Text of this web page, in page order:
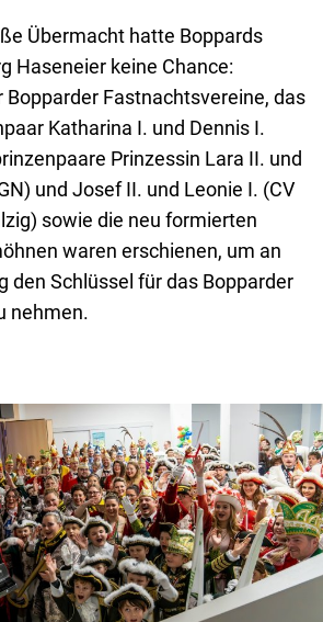
auf Youtube
Straßenausbaubeiträge
Anmeldung/Ummeldung/
und Richtlinien
Schutzhütten
Vereine und
Bücher-Shop
Anlegezeiten
Übermacht hatte Boppards
Haseneier keine Chance:
Bopparder Fastnachtsvereine, das
Katharina I. und Dennis I.
Prinzessin Lara II. und
und Josef II. und Leonie I. (CV
sowie die neu formierten
waren erschienen, um an
den Schlüssel für das Bopparder
nehmen.